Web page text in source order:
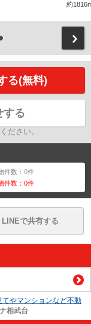
約
る(無料)
する
ださい。
件数：0件
件数：0件
LINEで共有する
てやマンションなど不動
相武台